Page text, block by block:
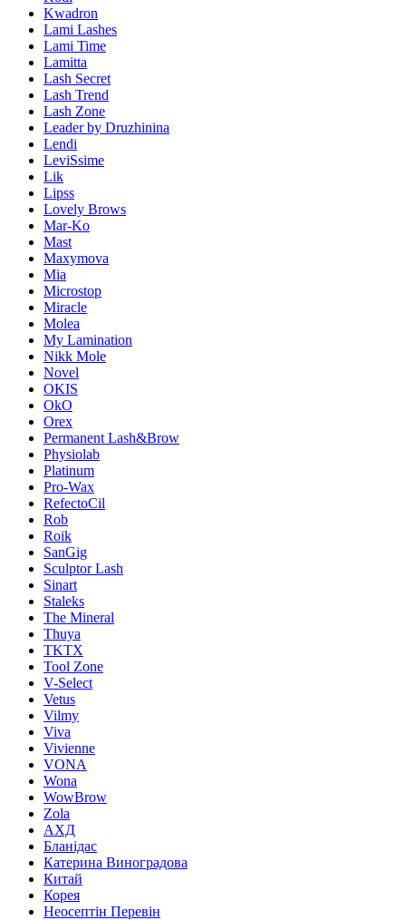
Kwadron
Lami Lashes
Lami Time
Lamitta
Lash Secret
Lash Trend
Lash Zone
Leader by Druzhinina
Lendi
LeviSsime
Lik
Lipss
Lovely Brows
Mar-Ko
Mast
Maxymova
Mia
Microstop
Miracle
Molea
My Lamination
Nikk Mole
Novel
OKIS
OkO
Orex
Permanent Lash&Brow
Physiolab
Platinum
Pro-Wax
RefectoCil
Rob
Roik
SanGig
Sculptor Lash
Sinart
Staleks
The Mineral
Thuya
TKTX
Tool Zone
V-Select
Vetus
Vilmy
Viva
Vivienne
VONA
Wona
WowBrow
Zola
АХД
Бланідас
Катерина Виноградова
Китай
Корея
Неосептін Перевін